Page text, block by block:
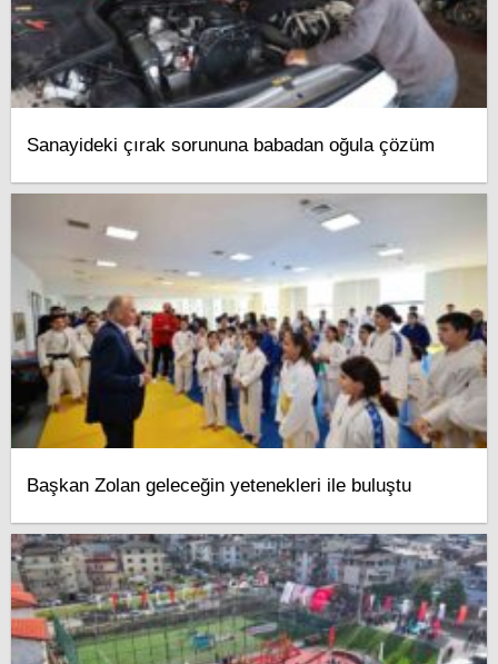
Sanayideki çırak sorununa babadan oğula çözüm
Başkan Zolan geleceğin yetenekleri ile buluştu